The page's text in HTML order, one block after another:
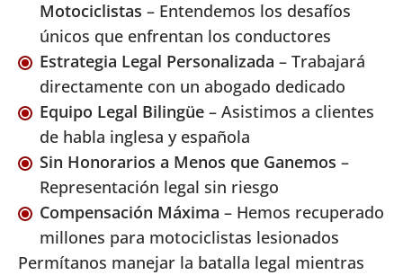
Motociclistas – Entendemos los desafíos
únicos que enfrentan los conductores
Estrategia Legal Personalizada – Trabajará
directamente con un abogado dedicado
Equipo Legal Bilingüe – Asistimos a clientes
de habla inglesa y española
Sin Honorarios a Menos que Ganemos –
Representación legal sin riesgo
Compensación Máxima – Hemos recuperado
millones para motociclistas lesionados
Permítanos manejar la batalla legal mientras